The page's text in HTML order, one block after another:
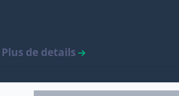
Plus de details